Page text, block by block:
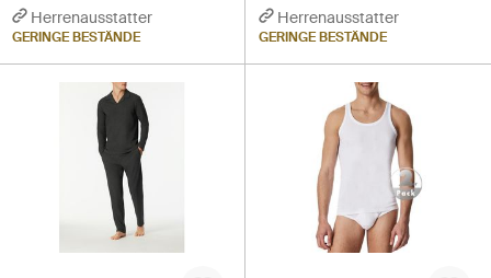
Herrenausstatter
GERINGE BESTÄNDE
Herrenausstatter
GERINGE BESTÄNDE